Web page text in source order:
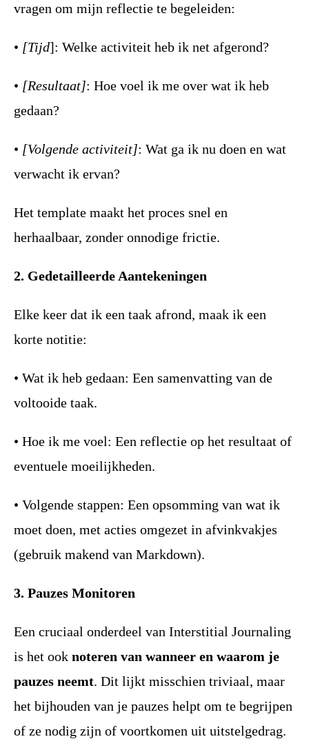
vragen om mijn reflectie te begeleiden:
• [Tijd]: Welke activiteit heb ik net afgerond?
• [Resultaat]: Hoe voel ik me over wat ik heb
gedaan?
• [Volgende activiteit]: Wat ga ik nu doen en wat
verwacht ik ervan?
Het template maakt het proces snel en
herhaalbaar, zonder onnodige frictie.
2. Gedetailleerde Aantekeningen
Elke keer dat ik een taak afrond, maak ik een
korte notitie:
• Wat ik heb gedaan: Een samenvatting van de
voltooide taak.
• Hoe ik me voel: Een reflectie op het resultaat of
eventuele moeilijkheden.
• Volgende stappen: Een opsomming van wat ik
moet doen, met acties omgezet in afvinkvakjes
(gebruik makend van Markdown).
3. Pauzes Monitoren
Een cruciaal onderdeel van Interstitial Journaling
is het ook noteren van wanneer en waarom je
pauzes neemt. Dit lijkt misschien triviaal, maar
het bijhouden van je pauzes helpt om te begrijpen
of ze nodig zijn of voortkomen uit uitstelgedrag.